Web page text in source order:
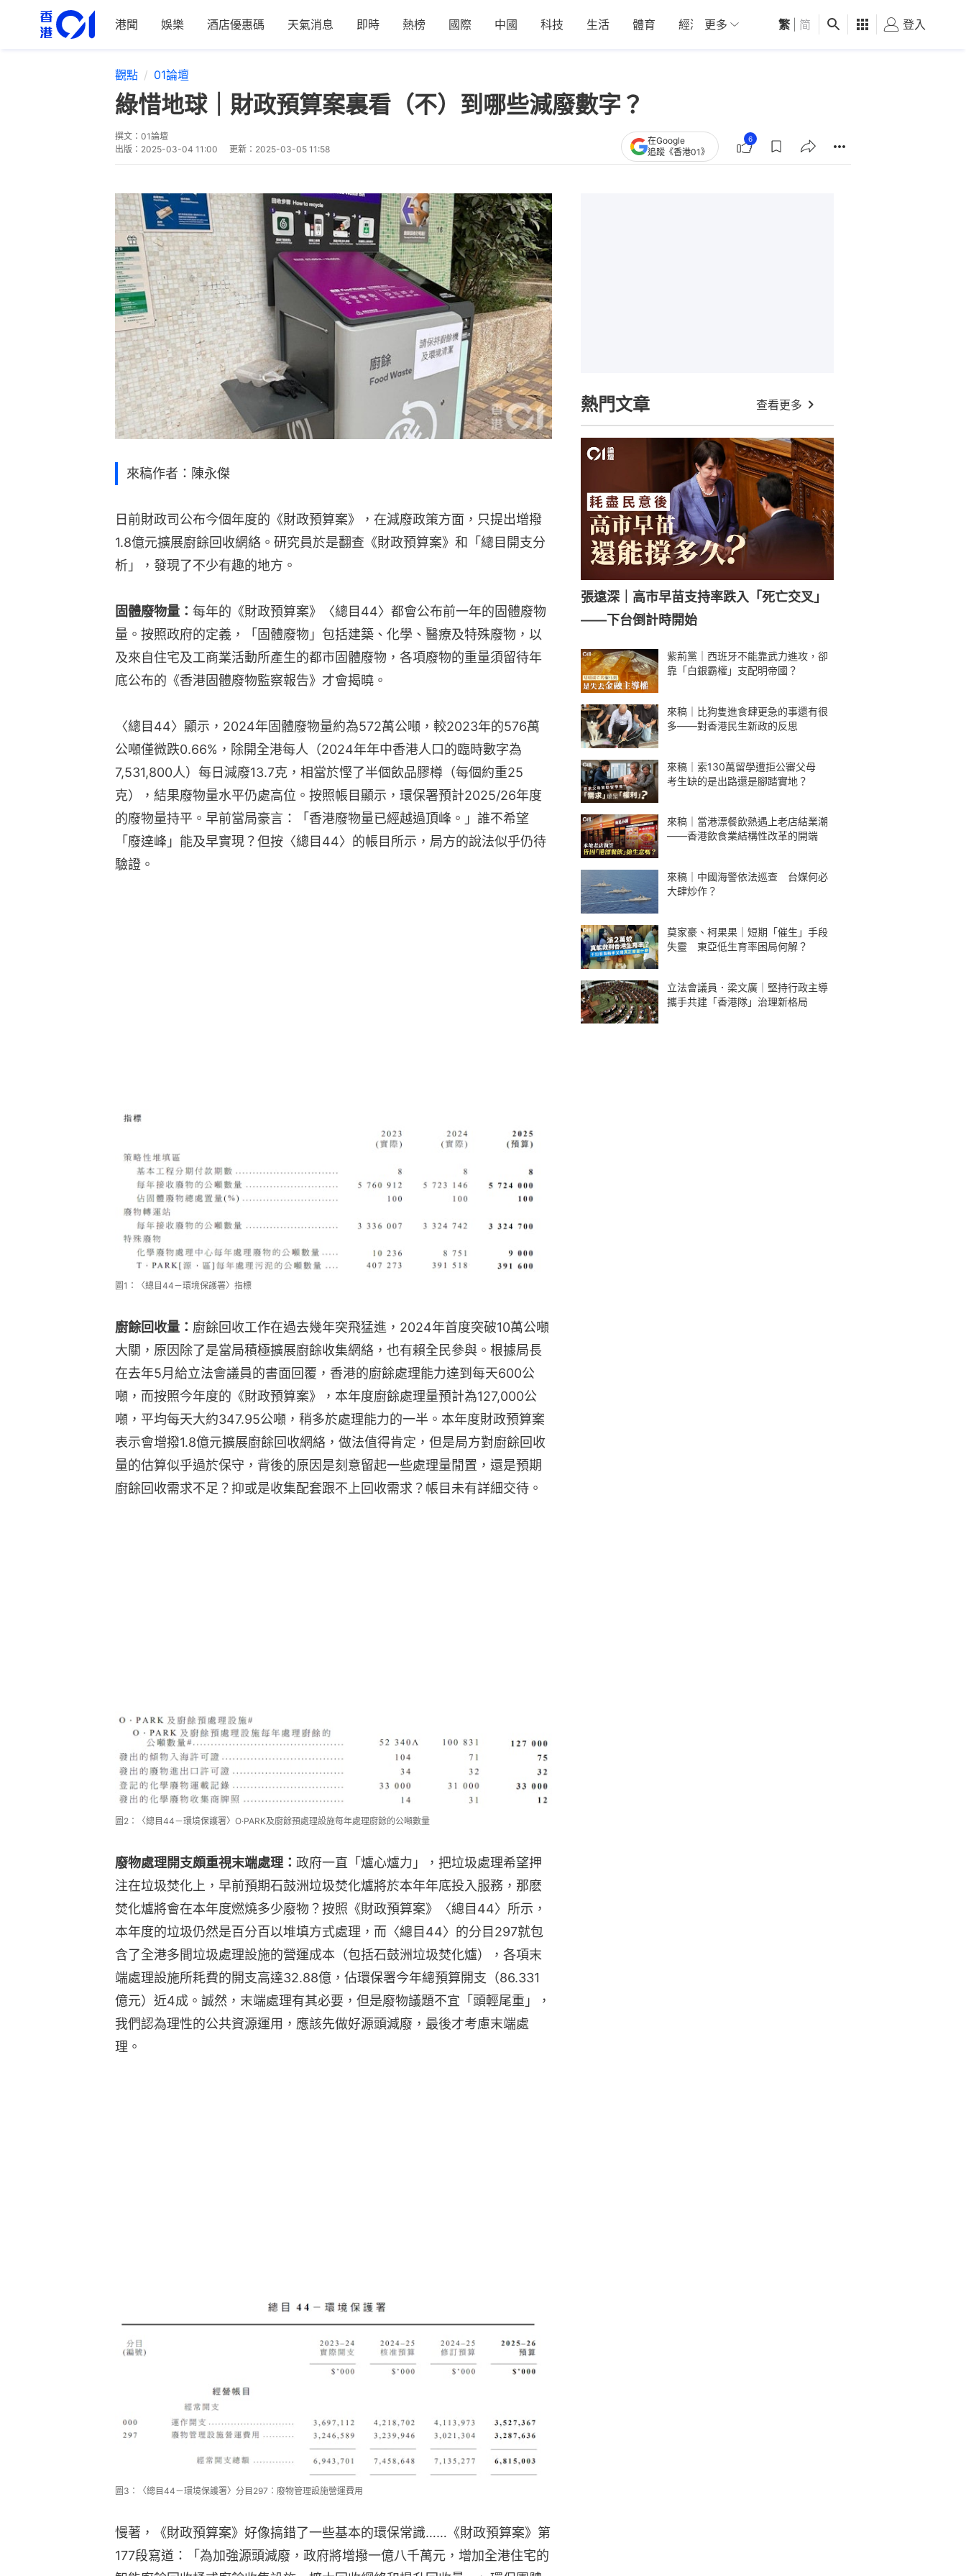
港聞 娛樂 酒店優惠碼 天氣消息 即時 熱榜 國際 中國 科技 生活 體育 經濟 01深圳 觀點 健康 好食玩飛
更多 繁 简 登入
觀點 01論壇
綠惜地球｜財政預算案裏看（不）到哪些減廢數字？
撰文： 01論壇
出版： 2025-03-04 11:00 更新： 2025-03-05 11:58
在Google
追蹤《香港01》
6
來稿作者：陳永傑
日前財政司公布今個年度的《財政預算案》，在減廢政策方面，只提出增撥
1.8億元擴展廚餘回收網絡。研究員於是翻查《財政預算案》和「總目開支分
析」，發現了不少有趣的地方。
固體廢物量： 每年的《財政預算案》〈總目44〉都會公布前一年的固體廢物
量。按照政府的定義，「固體廢物」包括建築、化學、醫療及特殊廢物，以
及來自住宅及工商業活動所產生的都市固體廢物，各項廢物的重量須留待年
底公布的《香港固體廢物監察報告》才會揭曉。
〈總目44〉顯示，2024年固體廢物量約為572萬公噸，較2023年的576萬
公噸僅微跌0.66%，除開全港每人（2024年年中香港人口的臨時數字為
7,531,800人）每日減廢13.7克，相當於慳了半個飲品膠樽（每個約重25
克），結果廢物量水平仍處高位。按照帳目顯示，環保署預計2025/26年度
的廢物量持平。早前當局豪言：「香港廢物量已經越過頂峰。」誰不希望
「廢達峰」能及早實現？但按〈總目44〉的帳目所示，局方的說法似乎仍待
驗證。
圖1：〈總目44－環境保護署〉指標
廚餘回收量： 廚餘回收工作在過去幾年突飛猛進，2024年首度突破10萬公噸
大關，原因除了是當局積極擴展廚餘收集網絡，也有賴全民參與。根據局長
在去年5月給立法會議員的書面回覆，香港的廚餘處理能力達到每天600公
噸，而按照今年度的《財政預算案》，本年度廚餘處理量預計為127,000公
噸，平均每天大約347.95公噸，稍多於處理能力的一半。本年度財政預算案
表示會增撥1.8億元擴展廚餘回收網絡，做法值得肯定，但是局方對廚餘回收
量的估算似乎過於保守，背後的原因是刻意留起一些處理量閒置，還是預期
廚餘回收需求不足？抑或是收集配套跟不上回收需求？帳目未有詳細交待。
圖2：〈總目44－環境保護署〉O‧PARK及廚餘預處理設施每年處理廚餘的公噸數量
廢物處理開支頗重視末端處理： 政府一直「爐心爐力」，把垃圾處理希望押
注在垃圾焚化上，早前預期石鼓洲垃圾焚化爐將於本年年底投入服務，那麽
焚化爐將會在本年度燃燒多少廢物？按照《財政預算案》〈總目44〉所示，
本年度的垃圾仍然是百分百以堆填方式處理，而〈總目44〉的分目297就包
含了全港多間垃圾處理設施的營運成本（包括石鼓洲垃圾焚化爐），各項末
端處理設施所耗費的開支高達32.88億，佔環保署今年總預算開支（86.331
億元）近4成。誠然，末端處理有其必要，但是廢物議題不宜「頭輕尾重」，
我們認為理性的公共資源運用，應該先做好源頭減廢，最後才考慮末端處
理。
圖3：〈總目44－環境保護署〉分目297：廢物管理設施營運費用
慢著，《財政預算案》好像搞錯了一些基本的環保常識……《財政預算案》第
177段寫道：「為加強源頭減廢，政府將增撥一億八千萬元，增加全港住宅的
熱門文章 查看更多
張遠深｜高市早苗支持率跌入「死亡交叉」
——下台倒計時開始
紫荊黨｜西班牙不能靠武力進攻，卻
靠「白銀霸權」支配明帝國？
來稿｜比狗隻進食肆更急的事還有很
多——對香港民生新政的反思
來稿｜索130萬留學遭拒公審父母
考生缺的是出路還是腳踏實地？
來稿｜當港漂餐飲熱遇上老店結業潮
——香港飲食業結構性改革的開端
來稿｜中國海警依法巡查 台媒何必
大肆炒作？
莫家豪、柯果果｜短期「催生」手段
失靈 東亞低生育率困局何解？
立法會議員．梁文廣｜堅持行政主導
攜手共建「香港隊」治理新格局